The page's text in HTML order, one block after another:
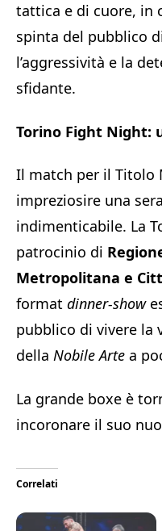
tattica e di cuore, in
spinta del pubblico
l’aggressività e la
sfidante.
Torino Fight Night:
Il match per il Titolo
impreziosire una
indimenticabile. La
patrocinio di
Metropolitana e
format dinner-show
pubblico di vivere la
della Nobile Arte a
La grande boxe è
incoronare il suo
Correlati